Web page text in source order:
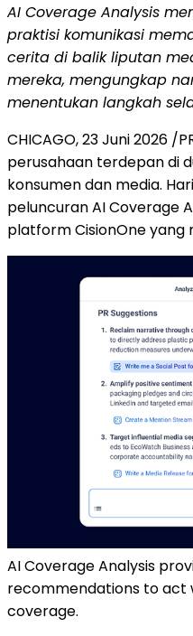
AI Coverage Analysis
praktisi komunikasi
cerita di balik liputan
mereka, mengungkap
menentukan langkah
CHICAGO,23 Juni 2026 /
perusahaan terdepan di
konsumen dan media.
peluncuran AI Coverage
platform CisionOne yang
AI Coverage Analysis
recommendations to act
coverage.